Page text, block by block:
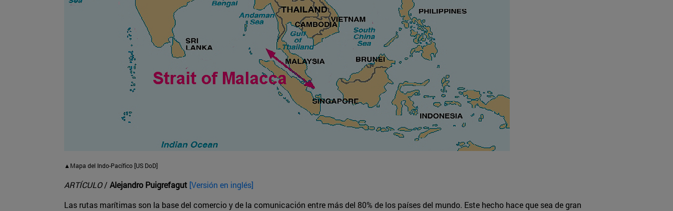
▲Mapa del Indo-Pacífico [US DoD]
ARTÍCULO/ Alejandro Puigrefagut [Versión en inglés]
Las rutas marítimas son la base del comercio y de la comunicación entre más del 80% de los países del mundo. Este hecho hace que sea de gran